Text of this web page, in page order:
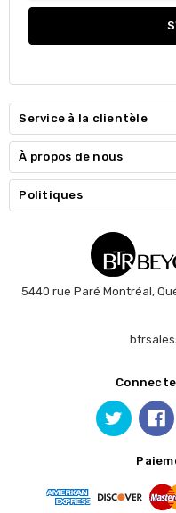
Service à la clientèle
À propos de nous
Politiques
5440 rue Paré Montréal,